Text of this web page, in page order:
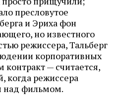
пресловутое
и Эриха фон
но известного
режиссера, Тальберг
корпоративных
— считается,
когда режиссера
над фильмом.